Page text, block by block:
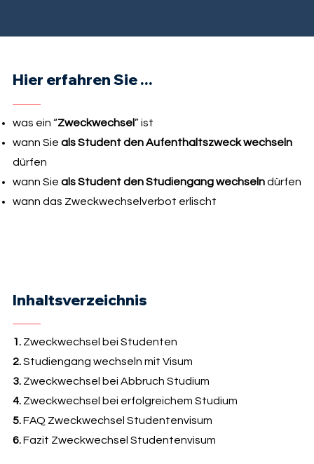
Hier erfahren Sie ...
was ein “Zweckwechsel” ist
wann Sie als Student den Aufenthaltszweck wechseln
dürfen
wann Sie als Student den Studiengang wechselndürfen
wann das Zweckwechselverbot erlischt
Inhaltsverzeichnis
1.Zweckwechsel bei Studenten
2.Studiengang wechseln mit Visum
3.Zweckwechsel bei Abbruch Studium
4.Zweckwechsel bei erfolgreichem Studium
5.FAQ Zweckwechsel Studentenvisum
6.Fazit Zweckwechsel Studentenvisum